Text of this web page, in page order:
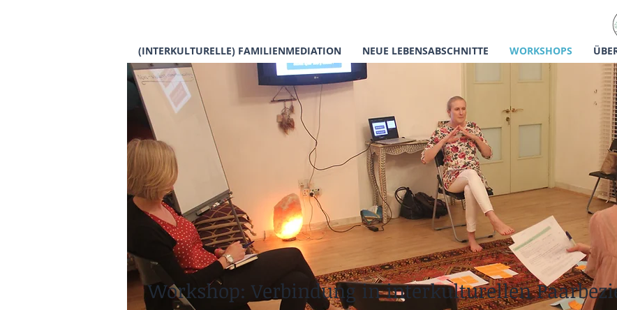
(INTERKULTURELLE) FAMILIENMEDIATION NEUE LEBENSABSCHNITTE WORKSHOPS
Workshop: Verbindung in interkulturellen